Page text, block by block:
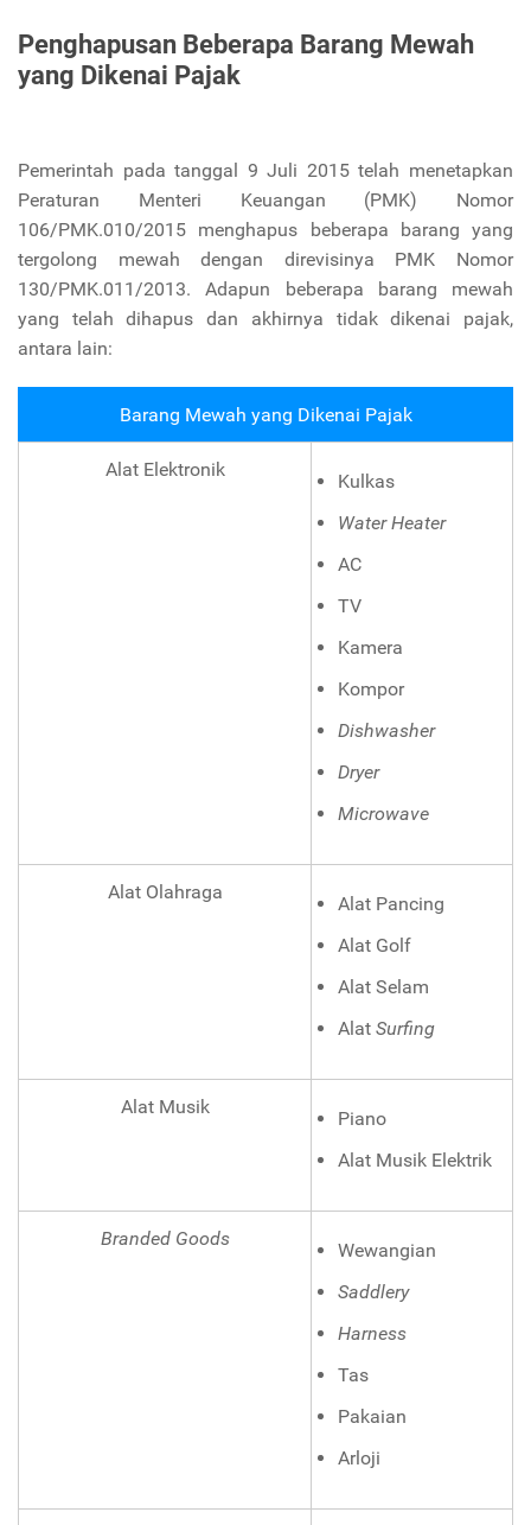
Penghapusan Beberapa Barang Mewah
yang Dikenai Pajak
Pemerintah pada tanggal 9 Juli 2015 telah menetapkan
Peraturan Menteri Keuangan (PMK) Nomor
106/PMK.010/2015 menghapus beberapa barang yang
tergolong mewah dengan direvisinya PMK Nomor
130/PMK.011/2013. Adapun beberapa barang mewah
yang telah dihapus dan akhirnya tidak dikenai pajak,
antara lain:
Barang Mewah yang Dikenai Pajak
Alat Elektronik
Kulkas
Water Heater
AC
TV
Kamera
Kompor
Dishwasher
Dryer
Microwave
Alat Olahraga
Alat Pancing
Alat Golf
Alat Selam
Alat Surfing
Alat Musik
Piano
Alat Musik Elektrik
Branded Goods
Wewangian
Saddlery
Harness
Tas
Pakaian
Arloji